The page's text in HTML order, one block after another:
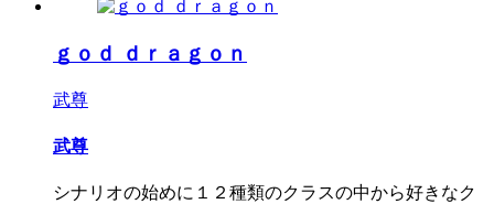
ｇｏｄ ｄｒａｇｏｎ
武尊
武尊
シナリオの始めに１２種類のクラスの中から好きなク